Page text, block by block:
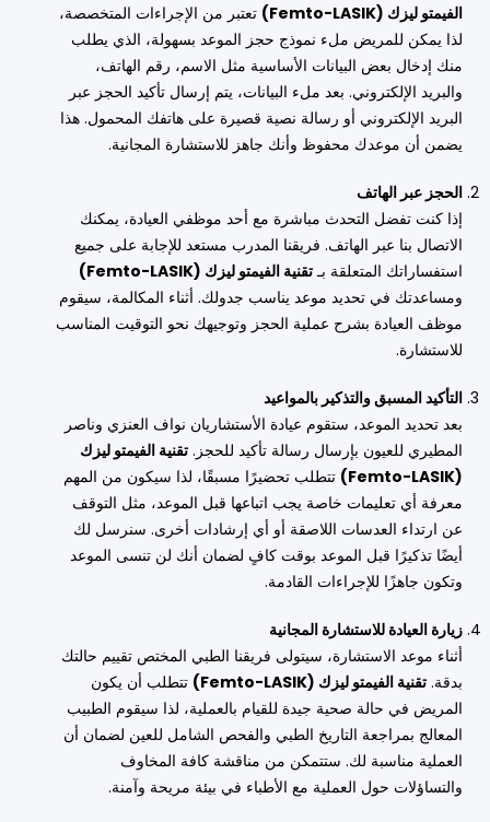
الفيمتو ليزك (Femto-LASIK)
تعتبر من الإجراءات المتخصصة،
لذا يمكن للمريض ملء نموذج حجز الموعد بسهولة، الذي يطلب
منك إدخال بعض البيانات الأساسية مثل الاسم، رقم الهاتف،
والبريد الإلكتروني. بعد ملء البيانات، يتم إرسال تأكيد الحجز عبر
البريد الإلكتروني أو رسالة نصية قصيرة على هاتفك المحمول. هذا
يضمن أن موعدك محفوظ وأنك جاهز للاستشارة المجانية.
الحجز عبر الهاتف
إذا كنت تفضل التحدث مباشرة مع أحد موظفي العيادة، يمكنك
الاتصال بنا عبر الهاتف. فريقنا المدرب مستعد للإجابة على جميع
استفساراتك المتعلقة بـتقنية الفيمتو ليزك (Femto-LASIK)
ومساعدتك في تحديد موعد يناسب جدولك. أثناء المكالمة، سيقوم
موظف العيادة بشرح عملية الحجز وتوجيهك نحو التوقيت المناسب
للاستشارة.
التأكيد المسبق والتذكير بالمواعيد
بعد تحديد الموعد، ستقوم عيادة الأستشاريان نواف العنزي وناصر
المطيري للعيون بإرسال رسالة تأكيد للحجز. تقنية الفيمتو ليزك
(Femto-LASIK)
تتطلب تحضيرًا مسبقًا، لذا سيكون من المهم
معرفة أي تعليمات خاصة يجب اتباعها قبل الموعد، مثل التوقف
عن ارتداء العدسات اللاصقة أو أي إرشادات أخرى. سنرسل لك
أيضًا تذكيرًا قبل الموعد بوقت كافٍ لضمان أنك لن تنسى الموعد
وتكون جاهزًا للإجراءات القادمة.
زيارة العيادة للاستشارة المجانية
أثناء موعد الاستشارة، سيتولى فريقنا الطبي المختص تقييم حالتك
بدقة. تقنية الفيمتو ليزك (Femto-LASIK)
تتطلب أن يكون
المريض في حالة صحية جيدة للقيام بالعملية، لذا سيقوم الطبيب
المعالج بمراجعة التاريخ الطبي والفحص الشامل للعين لضمان أن
العملية مناسبة لك. ستتمكن من مناقشة كافة المخاوف
والتساؤلات حول العملية مع الأطباء في بيئة مريحة وآمنة.